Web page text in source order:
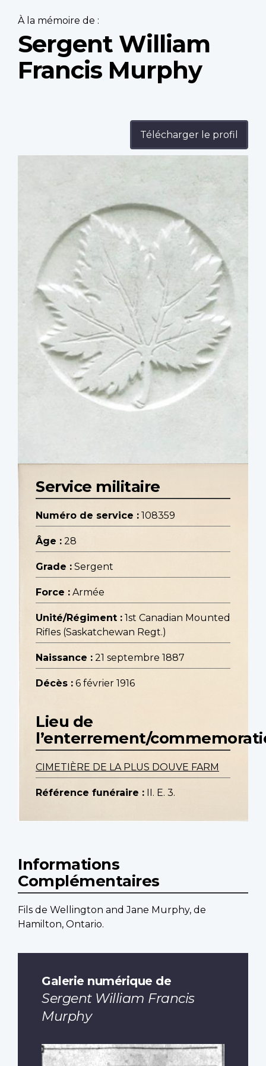
À la mémoire de :
Sergent William
Francis Murphy
Télécharger le profil
Service militaire
Numéro de service : 108359
Âge : 28
Grade : Sergent
Force : Armée
Unité/Régiment : 1st Canadian Mounted
Rifles (Saskatchewan Regt.)
Naissance : 21 septembre 1887
Décès : 6 février 1916
Lieu de
l’enterrement/
CIMETIÈRE DE LA PLUS DOUVE FARM
Référence funéraire : II. E. 3.
Informations
Complémentaires
Fils de Wellington and Jane Murphy, de
Hamilton, Ontario.
Galerie numérique de
Sergent William Francis
Murphy